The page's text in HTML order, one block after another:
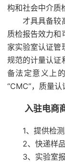
构和社会中介质
才具具备较高
质检报告效力和
家实验室认证管
规范的计量认证
备法定意义上
“CMC”，质量认
入驻电商商
1、提供检测
2、快递样品
3、实验室报